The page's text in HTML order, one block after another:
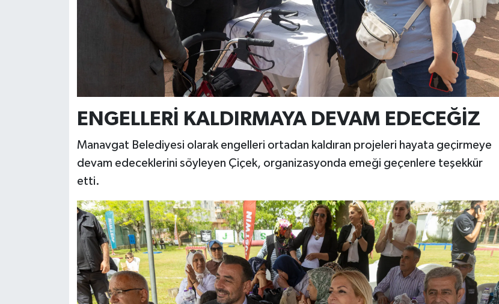
ENGELLERİ KALDIRMAYA DEVAM EDECEĞİZ
Manavgat Belediyesi olarak engelleri ortadan kaldıran projeleri hayata geçirmeye
devam edeceklerini söyleyen Çiçek, organizasyonda emeği geçenlere teşekkür
etti.